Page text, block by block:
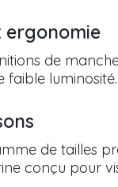
ergonomie
de
de tailles
conçu pour